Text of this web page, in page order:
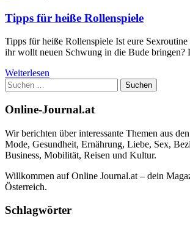
Tipps für heiße Rollenspiele
Tipps für heiße Rollenspiele Ist eure Sexroutine
ihr wollt neuen Schwung in die Bude
Weiterlesen
Suchen
nach:
Online-Journal.at
Wir berichten über interessante Themen aus
Mode, Gesundheit, Ernährung, Liebe, Sex,
Business, Mobilität, Reisen und Kultur.
Willkommen auf Online Journal.at – dein
Österreich.
Schlagwörter